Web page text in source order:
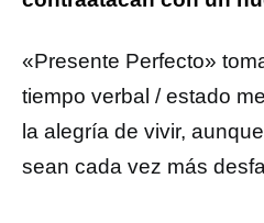
«Presente Perfecto»
tiempo verbal / estado
la alegría de vivir,
sean cada vez más